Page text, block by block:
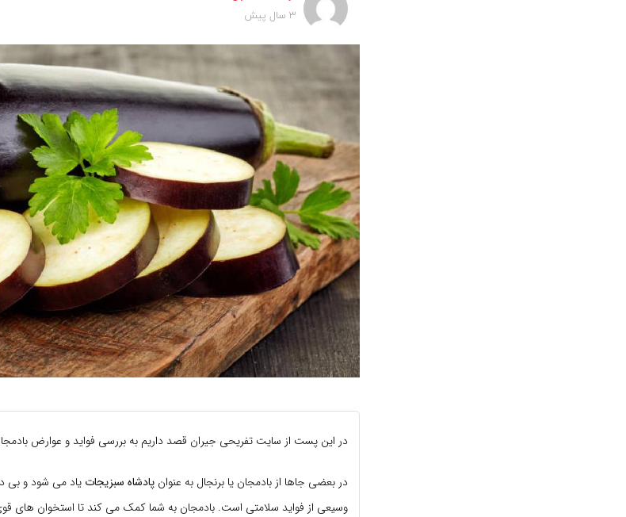
3 سال پیش
در این پست از سایت تفریحی جیران قصد داریم به بررسی فواید و عوارض
در بعضی جاها از بادمجان یا برنجال به عنوان پادشاه سبزیجات یاد می شود و بی
وسیعی از فواید سلامتی است. بادمجان به شما کمک می کند تا استخوان های